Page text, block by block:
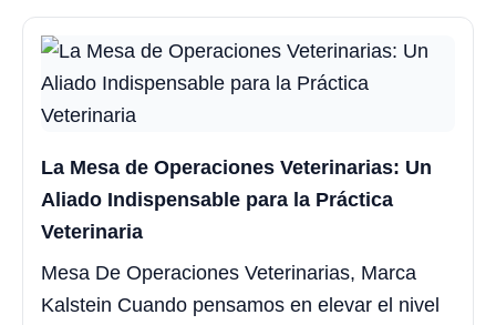
La Mesa de Operaciones Veterinarias: Un
Aliado Indispensable para la Práctica
Veterinaria
Mesa De Operaciones Veterinarias, Marca
Kalstein Cuando pensamos en elevar el nivel